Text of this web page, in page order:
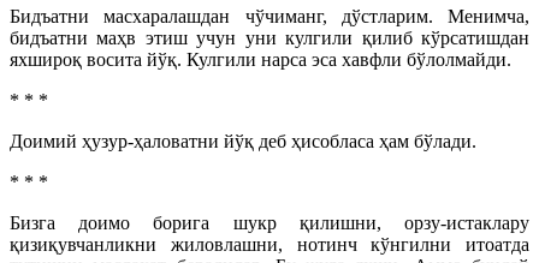
Бидъатни масхаралашдан чўчиманг, дўстларим. Менимча,
бидъатни маҳв этиш учун уни кулгили қилиб кўрсатишдан
яхшироқ восита йўқ. Кулгили нарса эса хавфли бўлолмайди.
* * *
Доимий ҳузур-ҳаловатни йўқ деб ҳисобласа ҳам бўлади.
* * *
Бизга доимо борига шукр қилишни, орзу-истаклару
қизиқувчанликни жиловлашни, нотинч кўнгилни итоатда